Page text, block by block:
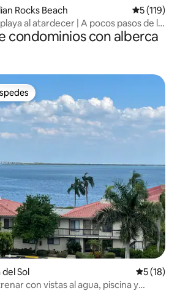
Rocks Beach
5 (119)
al atardecer | A pocos pasos de la
de 5*
condominios con alberca
Sol
5 (18)
con vistas al agua, piscina y